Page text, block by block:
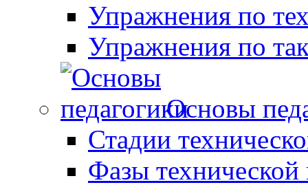
Упражнения по
Упражнения по
Основы
Стадии
Фазы технической